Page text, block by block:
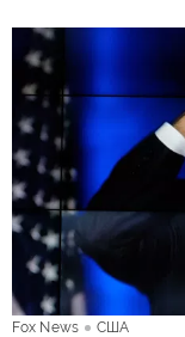
Fox News США